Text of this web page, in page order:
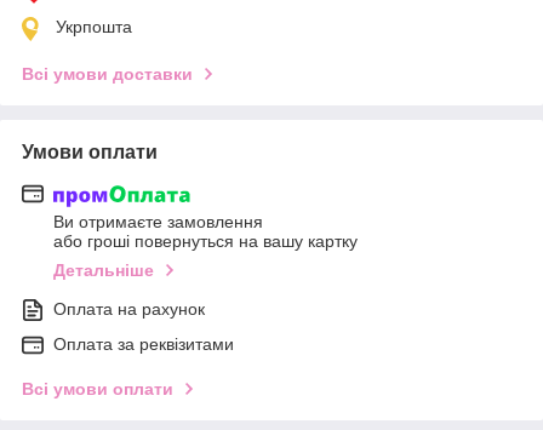
Укрпошта
Всі умови доставки
Умови оплати
Ви отримаєте замовлення
або гроші повернуться на вашу картку
Детальніше
Оплата на рахунок
Оплата за реквізитами
Всі умови оплати